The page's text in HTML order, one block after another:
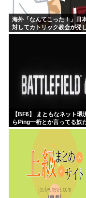
海外「なんてこった！」日
対してカトリック教会が発
声明に海外からコメントが
【BF6】 まともなネット環
らPing一桁とか言ってる奴
にいるけどマヌケすぎる